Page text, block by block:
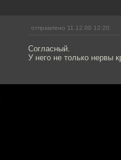
отправлено 11.12.00 12:20
Согласный.
У него не только нервы